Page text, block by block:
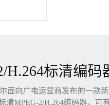
H.264标清编码
面向广电运营商发布的一款
清MPEG-2/H.264编码器，可